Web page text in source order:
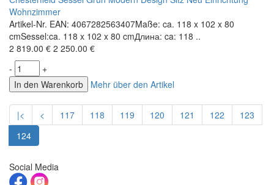
Wohnzimmer
Artikel-Nr. EAN: 4067282563407Maße: ca. 118 x 102 x 80
cmSessel:ca. 118 x 102 x 80 cmДлина: ca: 118 ..
2 819.00 € 2 250.00 €
-
+
In den Warenkorb
Mehr über den Artikel
|< < 117 118 119 120 121 122
123
124
Social Media